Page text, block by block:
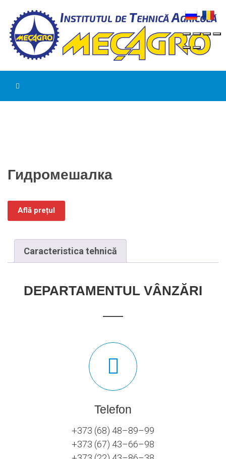
Гидромешалка
Află prețul
Caracteristica tehnică
DEPARTAMENTUL VÂNZĂRI
Telefon
+373 (68) 48–89–99
+373 (67) 43–66–98